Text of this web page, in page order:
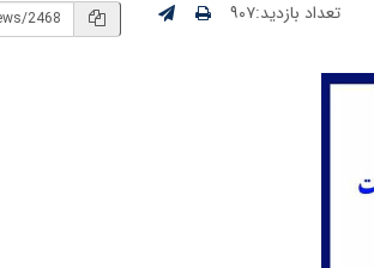
تعداد بازدید:۹۰۷